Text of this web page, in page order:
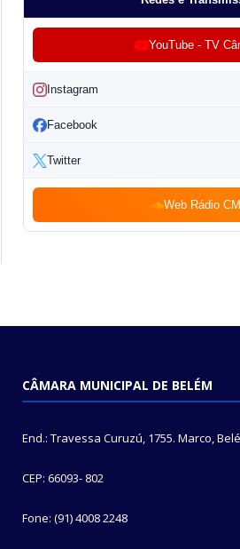
YouTube - TV
Instagram
Facebook
Twitter
Web Rádio
CÂMARA MUNICIPAL DE BELÉM
End.: Travessa Curuzú, 1755. Marco,
CEP: 66093- 802
Fone: (91) 4008 2248